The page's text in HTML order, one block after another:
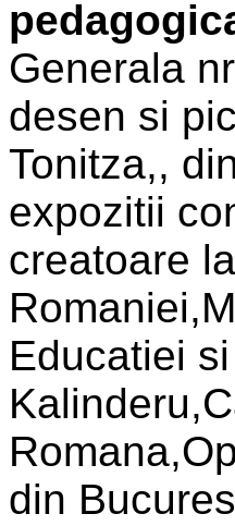
Generala
desen si
Tonitza,,
expozitii
creatoare
Educatiei
din